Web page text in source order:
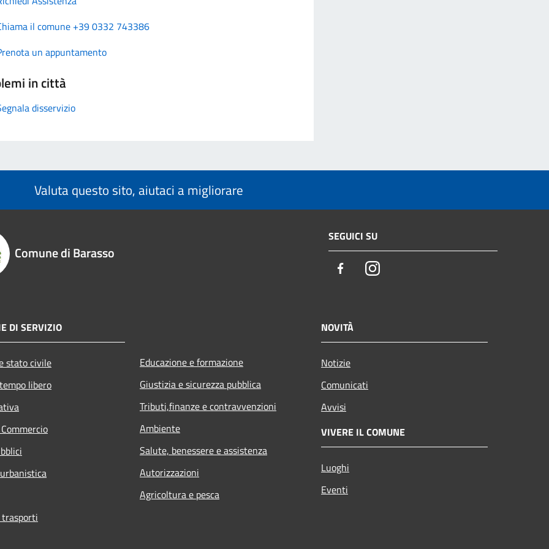
il comune +39 0332 743386
un appuntamento
in città
disservizio
Valuta questo sito, aiutaci a migliorare
Comune di Barasso
SEGUICI SU
FacebookInstagram
DI SERVIZIO
stato civile
libero
Educazione e formazione
Giustizia e sicurezza pubblica
Tributi,finanze e contravvenzioni
Ambiente
Salute, benessere e assistenza
Autorizzazioni
Agricoltura e pesca
NOVITÀ
Notizie
Comunicati
Avvisi
VIVERE IL COMUNE
Luoghi
Eventi